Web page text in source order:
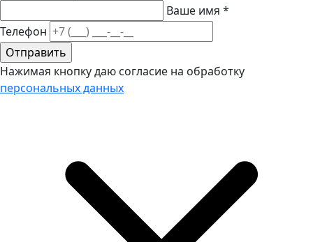
Ваше имя *
Телефон
Нажимая кнопку даю согласие на обработку
персональных данных